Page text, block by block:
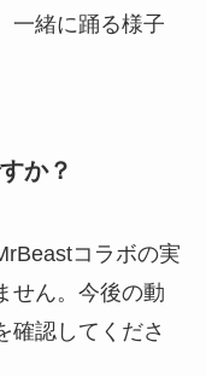
一緒に踊る様子
か？
コラボの実
せん。今後の動
確認してくださ